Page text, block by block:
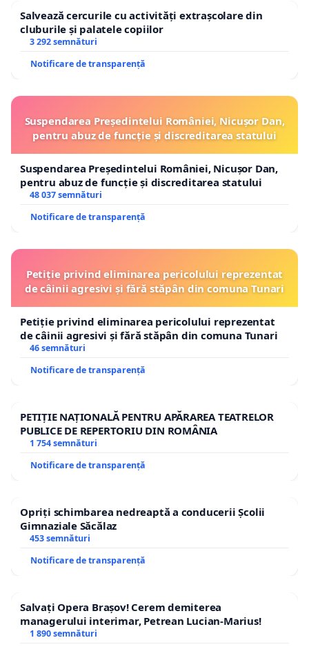
Salvează cercurile cu activități extrașcolare din
cluburile și palatele copiilor
3 292 semnături
Notificare de transparență
Suspendarea Președintelui României, Nicușor Dan,
pentru abuz de funcție și discreditarea statului
Suspendarea Președintelui României, Nicușor Dan,
pentru abuz de funcție și discreditarea statului
48 037 semnături
Notificare de transparență
Petiție privind eliminarea pericolului reprezentat
de câinii agresivi și fără stăpân din comuna Tunari
Petiție privind eliminarea pericolului reprezentat
de câinii agresivi și fără stăpân din comuna Tunari
46 semnături
Notificare de transparență
PETIȚIE NAȚIONALĂ PENTRU APĂRAREA TEATRELOR
PUBLICE DE REPERTORIU DIN ROMÂNIA
1 754 semnături
Notificare de transparență
Opriți schimbarea nedreaptă a conducerii Școlii
Gimnaziale Săcălaz
453 semnături
Notificare de transparență
Salvați Opera Brașov! Cerem demiterea
managerului interimar, Petrean Lucian-Marius!
1 890 semnături